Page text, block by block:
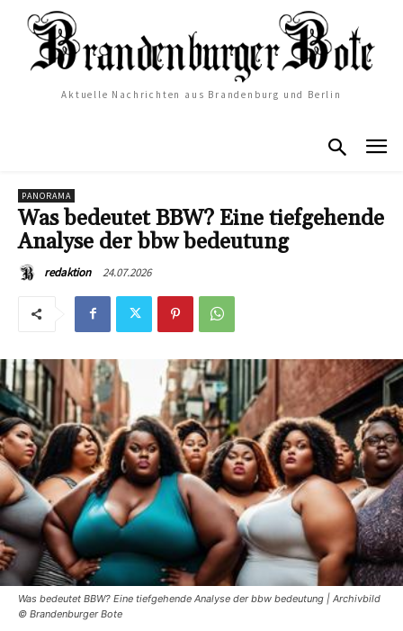
Aktuelle Nachrichten aus Brandenburg und Berlin
PANORAMA
Was bedeutet BBW? Eine tiefgehende
Analyse der bbw bedeutung
redaktion 24.07.2026
Was bedeutet BBW? Eine tiefgehende Analyse der bbw bedeutung | Archivbild
© Brandenburger Bote